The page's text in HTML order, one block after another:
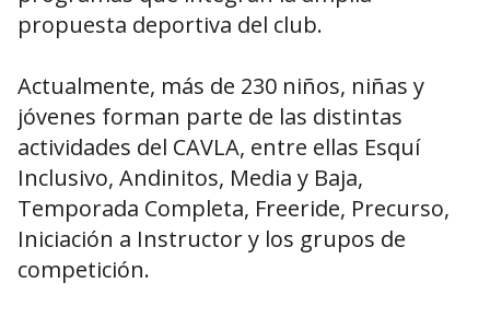
propuesta deportiva del club.
Actualmente, más de 230 niños, niñas y
jóvenes forman parte de las distintas
actividades del CAVLA, entre ellas Esquí
Inclusivo, Andinitos, Media y Baja,
Temporada Completa, Freeride, Precurso,
Iniciación a Instructor y los grupos de
competición.